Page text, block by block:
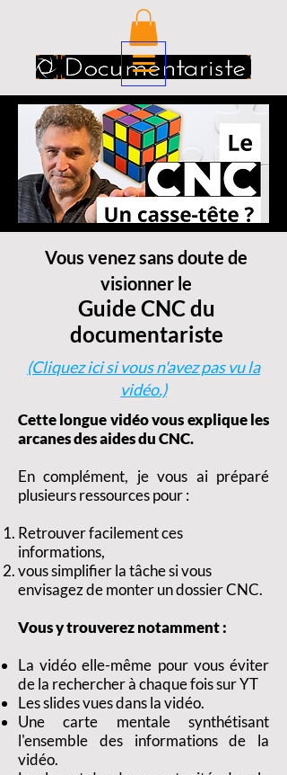
Vous venez sans doute de
visionner le
Guide CNC du
documentariste
(Cliquez ici si vous n'avez pas vu la
vidéo.)
Cette longue vidéo vous explique les
arcanes des aides du CNC.
En complément, je vous ai préparé
plusieurs ressources pour :
Retrouver facilement ces
informations,
vous simplifier la tâche si vous
envisagez de monter un dossier CNC.
Vous y trouverez notamment :
La vidéo elle-même pour vous éviter
de la rechercher à chaque fois sur YT
Les slides vues dans la vidéo.
Une carte mentale synthétisant
l'ensemble des informations de la
vidéo.